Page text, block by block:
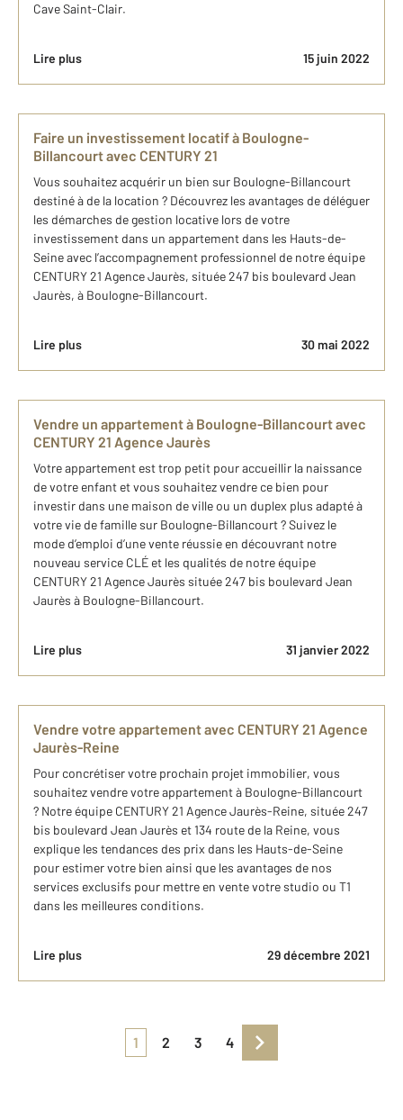
Cave Saint-Clair.
Lire plus 15 juin 2022
Faire un investissement locatif à Boulogne-
Billancourt avec CENTURY 21
Vous souhaitez acquérir un bien sur Boulogne-Billancourt
destiné à de la location ? Découvrez les avantages de déléguer
les démarches de gestion locative lors de votre
investissement dans un appartement dans les Hauts-de-
Seine avec l’accompagnement professionnel de notre équipe
CENTURY 21 Agence Jaurès, située 247 bis boulevard Jean
Jaurès, à Boulogne-Billancourt.
Lire plus 30 mai 2022
Vendre un appartement à Boulogne-Billancourt avec
CENTURY 21 Agence Jaurès
Votre appartement est trop petit pour accueillir la naissance
de votre enfant et vous souhaitez vendre ce bien pour
investir dans une maison de ville ou un duplex plus adapté à
votre vie de famille sur Boulogne-Billancourt ? Suivez le
mode d’emploi d’une vente réussie en découvrant notre
nouveau service CLÉ et les qualités de notre équipe
CENTURY 21 Agence Jaurès située 247 bis boulevard Jean
Jaurès à Boulogne-Billancourt.
Lire plus 31 janvier 2022
Vendre votre appartement avec CENTURY 21 Agence
Jaurès-Reine
Pour concrétiser votre prochain projet immobilier, vous
souhaitez vendre votre appartement à Boulogne-Billancourt
? Notre équipe CENTURY 21 Agence Jaurès-Reine, située 247
bis boulevard Jean Jaurès et 134 route de la Reine, vous
explique les tendances des prix dans les Hauts-de-Seine
pour estimer votre bien ainsi que les avantages de nos
services exclusifs pour mettre en vente votre studio ou T1
dans les meilleures conditions.
Lire plus 29 décembre 2021
1 2 3 4